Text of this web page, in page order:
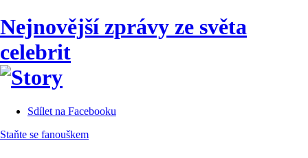
Nejnovější zprávy ze světa
celebrit
Sdílet na Facebooku
Staňte se fanouškem